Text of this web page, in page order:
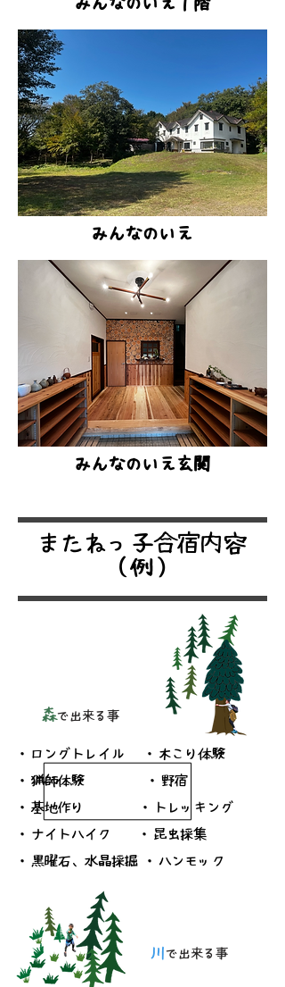
みんなのいえ
みんなのいえ玄関
またねっ子合宿内容
（例）
森で出来る事
・ロングトレイル ・木こり体験
・猟師体験 ・野宿
・基地作り ・トレッキング
・ナイトハイク ・昆虫採集
・黒曜石、水晶採掘 ・ハンモック
川で出来る事